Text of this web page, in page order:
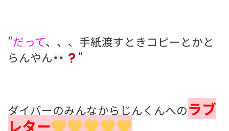
”だって、、、手紙渡すときコピーとかと
らんやん
”
ダイバーのみんなからじんくんへのラブ
レター